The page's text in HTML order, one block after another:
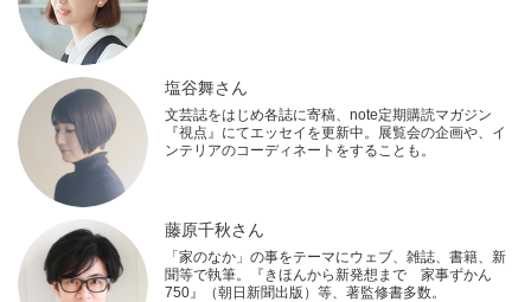
塩谷舞さん
文芸誌をはじめ各誌に寄稿、note定期購読マガジン
『視点』にてエッセイを更新中。展覧会の企画や、イ
ンテリアのコーディネートをすることも。
藤原千秋さん
「家のなか」の事をテーマにウェブ、雑誌、書籍、新
聞等で執筆。『きほんから新発想まで 家事ずかん
750』（朝日新聞出版）等、著監修書多数。